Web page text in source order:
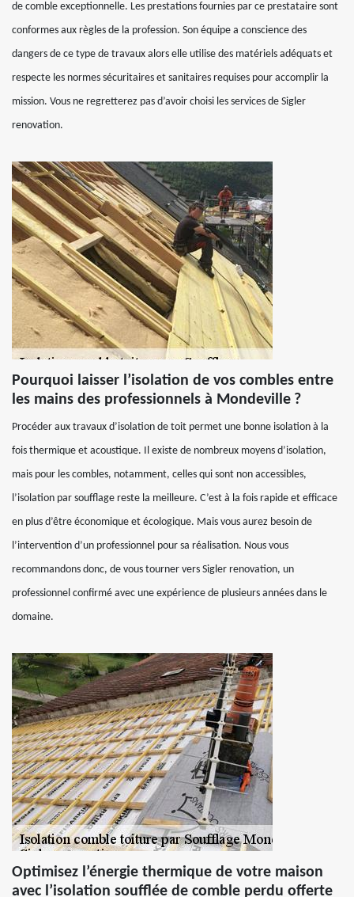
de comble exceptionnelle. Les prestations fournies par ce prestataire sont
conformes aux règles de la profession. Son équipe a conscience des
dangers de ce type de travaux alors elle utilise des matériels adéquats et
respecte les normes sécuritaires et sanitaires requises pour accomplir la
mission. Vous ne regretterez pas d’avoir choisi les services de Sigler
renovation.
Pourquoi laisser l’isolation de vos combles entre
les mains des professionnels à Mondeville ?
Procéder aux travaux d’isolation de toit permet une bonne isolation à la
fois thermique et acoustique. Il existe de nombreux moyens d’isolation,
mais pour les combles, notamment, celles qui sont non accessibles,
l’isolation par soufflage reste la meilleure. C’est à la fois rapide et efficace
en plus d’être économique et écologique. Mais vous aurez besoin de
l’intervention d’un professionnel pour sa réalisation. Nous vous
recommandons donc, de vous tourner vers Sigler renovation, un
professionnel confirmé avec une expérience de plusieurs années dans le
domaine.
Optimisez l’énergie thermique de votre maison
avec l’isolation soufflée de comble perdu offerte